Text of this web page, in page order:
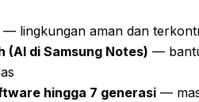
— lingkungan aman dan
(AI di Samsung Notes) —
hingga 7 generasi —